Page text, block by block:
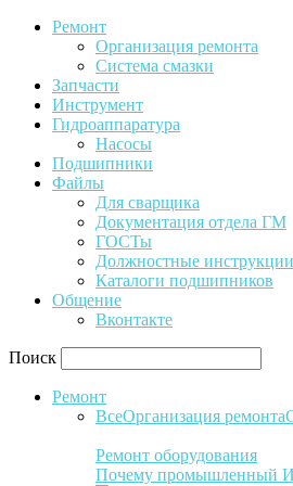
Ремонт
Организация ремонта
Система смазки
Запчасти
Инструмент
Гидроаппаратура
Насосы
Подшипники
Файлы
Для сварщика
Документация отдела ГМ
ГОСТы
Должностные инструкции
Каталоги подшипников
Общение
Вконтакте
Поиск
Ремонт
ВсеОрганизация ремонта
Ремонт оборудования
Почему промышленный